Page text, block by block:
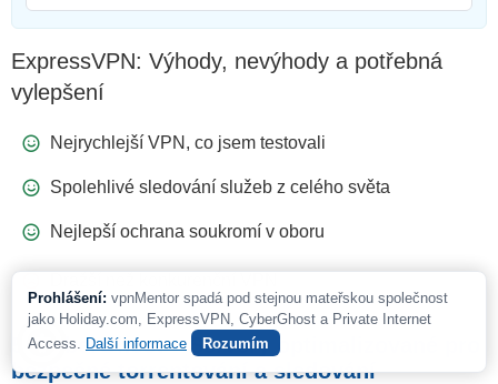
ExpressVPN: Výhody, nevýhody a potřebná
vylepšení
Nejrychlejší VPN, co jsem testovali
Spolehlivé sledování služeb z celého světa
Nejlepší ochrana soukromí v oboru
5. CyberGhost – Servery optimalizované pro
bezpečné torrentování a sledování
Prohlášení: vpnMentor spadá pod stejnou mateřskou společnost
jako Holiday.com, ExpressVPN, CyberGhost a Private Internet
Access. Další informace Rozumím